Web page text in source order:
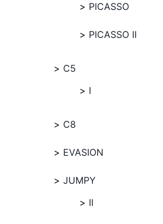
PICASSO
PICASSO II
C5
I
C8
EVASION
JUMPY
II